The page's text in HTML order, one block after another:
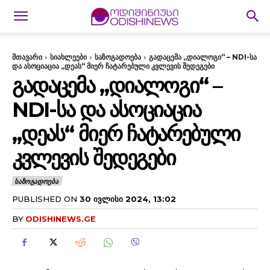
მთავარი სიახლეები საზოგადოება
გადაცემა „დიალოგი“ – NDI-სა
და ასოციაცია „დეას“ მიერ ჩატარებული კვლევის შედეგები
ᲒᲐᲓᲐᲪᲔᲛᲐ „ᲓᲘᲐᲚᲝᲒᲘ“ –
NDI-ᲡᲐ ᲓᲐ ᲐᲡᲝᲪᲘᲐᲪᲘᲐ
„ᲓᲔᲐᲡ“ ᲛᲘᲔᲠ ᲩᲐᲢᲐᲠᲔᲑᲣᲚᲘ
ᲙᲕᲚᲔᲕᲘᲡ ᲨᲔᲓᲔᲒᲔᲑᲘ
ᲡᲐᲖᲝᲒᲐᲓᲝᲔᲑᲐ
PUBLISHED ON 30 ᲘᲕᲚᲘᲡᲘ 2024, 13:02
BY ODISHINEWS.GE